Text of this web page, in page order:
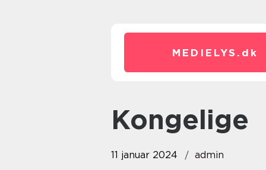
MEDIELYS. dk
kongelige
11 januar 2024 admin